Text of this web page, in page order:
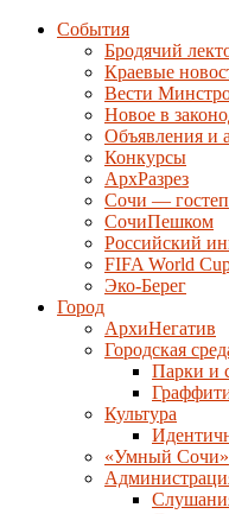
События
Бродячий
Краевые
Вести
Новое в
Объявления и
Конкурсы
АрхРазрез
Сочи —
СочиПешком
Российский
FIFA World
Эко-Берег
Город
АрхиНегатив
Городская
Парки и
Культура
«Умный Сочи»